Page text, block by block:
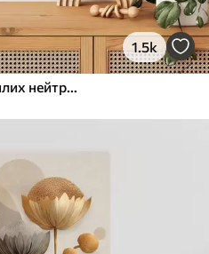
1.5k
Рельєфні кола та гілка в теплих нейтральних тонах